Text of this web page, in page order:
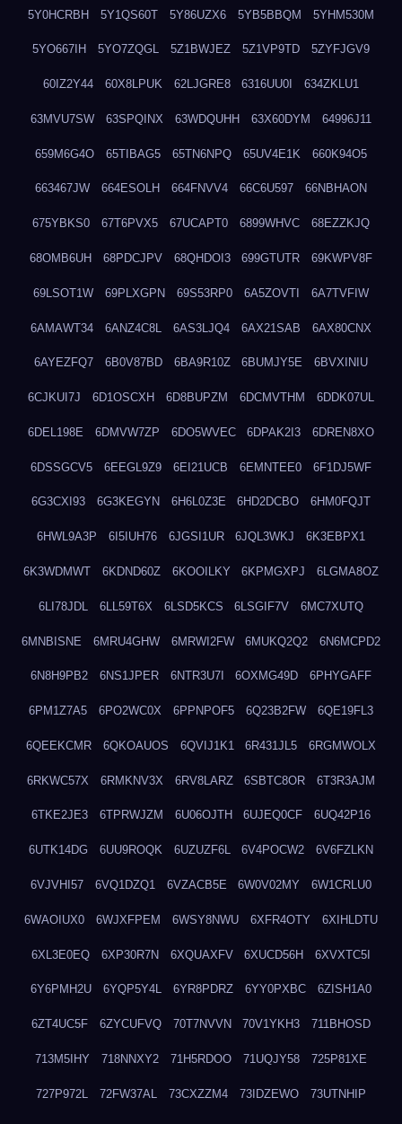
5Y0HCRBH 5Y1QS60T 5Y86UZX6 5YB5BBQM 5YHM530M
5YO667IH 5YO7ZQGL 5Z1BWJEZ 5Z1VP9TD 5ZYFJGV9
60IZ2Y44 60X8LPUK 62LJGRE8 6316UU0I 634ZKLU1
63MVU7SW 63SPQINX 63WDQUHH 63X60DYM 64996J11
659M6G4O 65TIBAG5 65TN6NPQ 65UV4E1K 660K94O5
663467JW 664ESOLH 664FNVV4 66C6U597 66NBHAON
675YBKS0 67T6PVX5 67UCAPT0 6899WHVC 68EZZKJQ
68OMB6UH 68PDCJPV 68QHDOI3 699GTUTR 69KWPV8F
69LSOT1W 69PLXGPN 69S53RP0 6A5ZOVTI 6A7TVFIW
6AMAWT34 6ANZ4C8L 6AS3LJQ4 6AX21SAB 6AX80CNX
6AYEZFQ7 6B0V87BD 6BA9R10Z 6BUMJY5E 6BVXINIU
6CJKUI7J 6D1OSCXH 6D8BUPZM 6DCMVTHM 6DDK07UL
6DEL198E 6DMVW7ZP 6DO5WVEC 6DPAK2I3 6DREN8XO
6DSSGCV5 6EEGL9Z9 6EI21UCB 6EMNTEE0 6F1DJ5WF
6G3CXI93 6G3KEGYN 6H6L0Z3E 6HD2DCBO 6HM0FQJT
6HWL9A3P 6I5IUH76 6JGSI1UR 6JQL3WKJ 6K3EBPX1
6K3WDMWT 6KDND60Z 6KOOILKY 6KPMGXPJ 6LGMA8OZ
6LI78JDL 6LL59T6X 6LSD5KCS 6LSGIF7V 6MC7XUTQ
6MNBISNE 6MRU4GHW 6MRWI2FW 6MUKQ2Q2 6N6MCPD2
6N8H9PB2 6NS1JPER 6NTR3U7I 6OXMG49D 6PHYGAFF
6PM1Z7A5 6PO2WC0X 6PPNPOF5 6Q23B2FW 6QE19FL3
6QEEKCMR 6QKOAUOS 6QVIJ1K1 6R431JL5 6RGMWOLX
6RKWC57X 6RMKNV3X 6RV8LARZ 6SBTC8OR 6T3R3AJM
6TKE2JE3 6TPRWJZM 6U06OJTH 6UJEQ0CF 6UQ42P16
6UTK14DG 6UU9ROQK 6UZUZF6L 6V4POCW2 6V6FZLKN
6VJVHI57 6VQ1DZQ1 6VZACB5E 6W0V02MY 6W1CRLU0
6WAOIUX0 6WJXFPEM 6WSY8NWU 6XFR4OTY 6XIHLDTU
6XL3E0EQ 6XP30R7N 6XQUAXFV 6XUCD56H 6XVXTC5I
6Y6PMH2U 6YQP5Y4L 6YR8PDRZ 6YY0PXBC 6ZISH1A0
6ZT4UC5F 6ZYCUFVQ 70T7NVVN 70V1YKH3 711BHOSD
713M5IHY 718NNXY2 71H5RDOO 71UQJY58 725P81XE
727P972L 72FW37AL 73CXZZM4 73IDZEWO 73UTNHIP